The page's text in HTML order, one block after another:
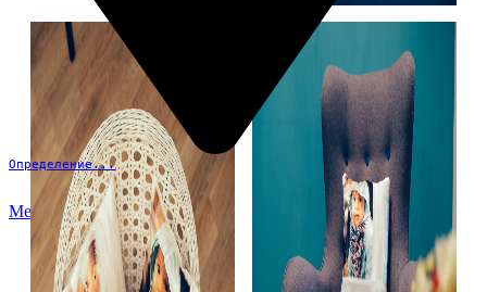
Определение...
Меню